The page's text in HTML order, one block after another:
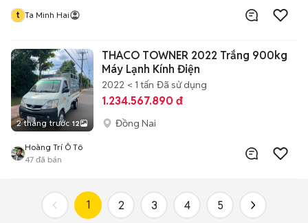
t Ta Minh Hai
2 tháng trước 12
THACO TOWNER 2022 Trắng 900kg
Máy Lạnh Kính Điện
2022 < 1 tấn Đã sử dụng
1.234.567.890 đ
Đồng Nai
Hoàng Trí Ô Tô
47 đã bán
1 2 3 4 5